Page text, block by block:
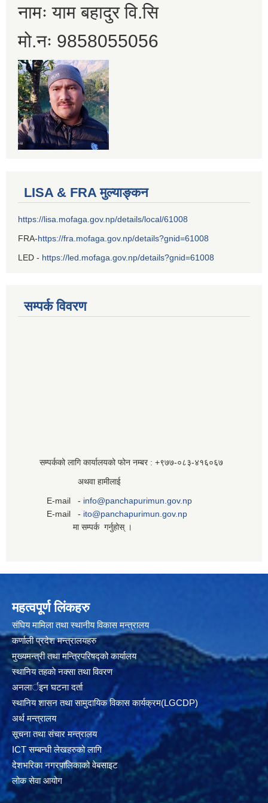
नामः याम बहादुर वि.सि
मो.नः 9858055056
LISA & FRA मुल्याङ्कन
https://lisa.mofaga.gov.np/details/local/61008
FRA-https://fra.mofaga.gov.np/details?gnid=61008
LED - https://led.mofaga.gov.np/details?gnid=61008
सम्पर्क विवरण
सम्पर्कको लागि कार्यालयको फोन नम्बर : +९७७-०८३‍-४१६०६७
अथवा हामीलाई
E-mail - info@panchapurimun.gov.np
E-mail - ito@panchapurimun.gov.np
मा सम्पर्क गर्नुहोस् ।
महत्वपूर्ण लिंकहरु
संघिय मामिला तथा स्थानीय विकास मन्त्रालय
कर्णाली प्रदेश मन्त्रालयहरु
मुख्यमन्त्री तथा मन्त्रिपरिषद्को कार्यालय
स्थानिय तहकाे नक्सा तथा विवरण
अनलार्इन घटना दर्ता
स्थानिय शासन तथा सामुदायिक विकास कार्यक्रम(LGCDP)
अर्थ मन्त्रालय
सूचना तथा संचार मन्त्रालय
ICT सम्बन्धी लेखहरुको लागि
देशभरिका नगरपालिकाको वेबसाइट
लोक सेवा आयोग